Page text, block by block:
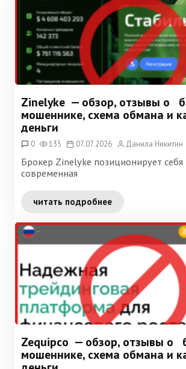
Zinelyke — обзор, отзывы о
мошеннике, схема обмана и
деньги
0 135 07.07.2026 Данила Никитин
Брокер Zinelyke позиционирует себя
современная
читать подробнее
Zequipco — обзор, отзывы о
мошеннике, схема обмана и